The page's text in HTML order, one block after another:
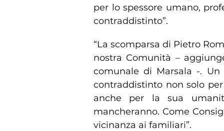
per lo spessore umano,
contraddistinto”.
“La scomparsa di Pietro
nostra Comunità –
comunale di Marsala -.
contraddistinto non solo
anche per la sua
mancheranno. Come
vicinanza ai familiari”.